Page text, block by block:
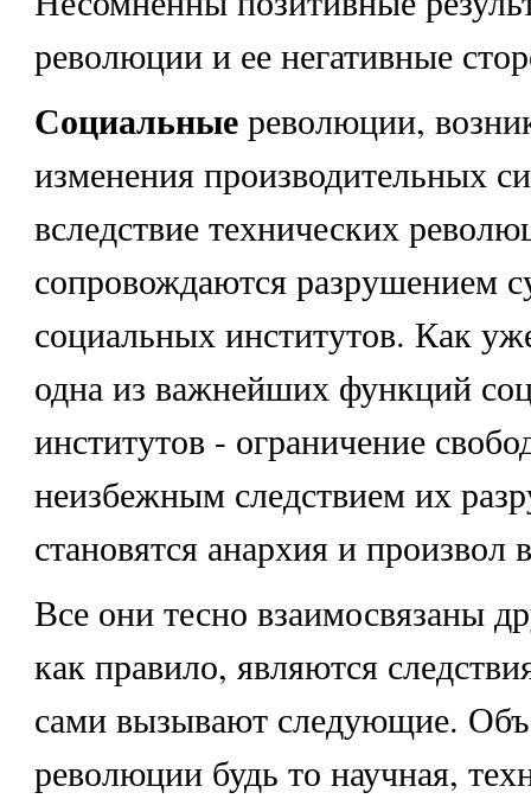
революции и ее негативные
Социальные революции,
изменения производительных
вследствие технических
сопровождаются разрушением
социальных институтов. Как
одна из важнейших функций
институтов - ограничение
неизбежным следствием их
становятся анархия и
Все они тесно взаимосвязаны
как правило, являются
сами вызывают следующие.
революции будь то научная,